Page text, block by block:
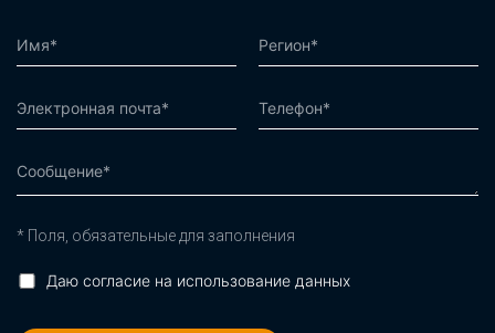
* Поля, обязательные для заполнения
Даю согласие на использование данных